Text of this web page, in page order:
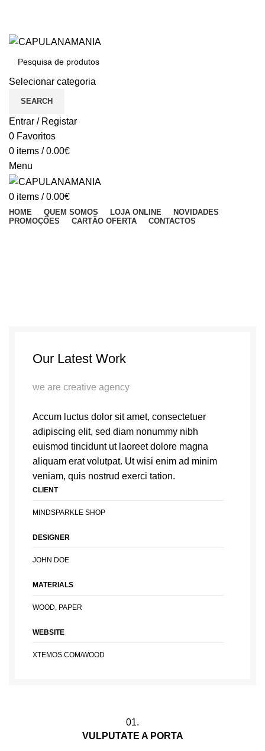
Selecionar categoria
SEARCH
Entrar / Registar
0 Favoritos
0 items / 0.00€
Menu
0 items / 0.00€
HOME QUEM SOMOS LOJA ONLINE
NOVIDADES
PROMOÇÕES
CARTÃO OFERTA CONTACTOS
Our Latest Work
we are creative agency
Accum luctus dolor sit amet, consectetuer
adipiscing elit, sed diam nonummy nibh
euismod tincidunt ut laoreet dolore magna
aliquam erat volutpat. Ut wisi enim ad minim
veniam, quis nostrud exerci tation.
CLIENT
MINDSPARKLE SHOP
DESIGNER
JOHN DOE
MATERIALS
WOOD, PAPER
WEBSITE
XTEMOS.COM/WOOD
01.
VULPUTATE A PORTA